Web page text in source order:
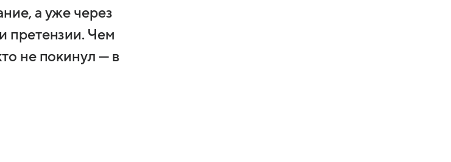
а уже через
претензии. Чем
не покинул — в